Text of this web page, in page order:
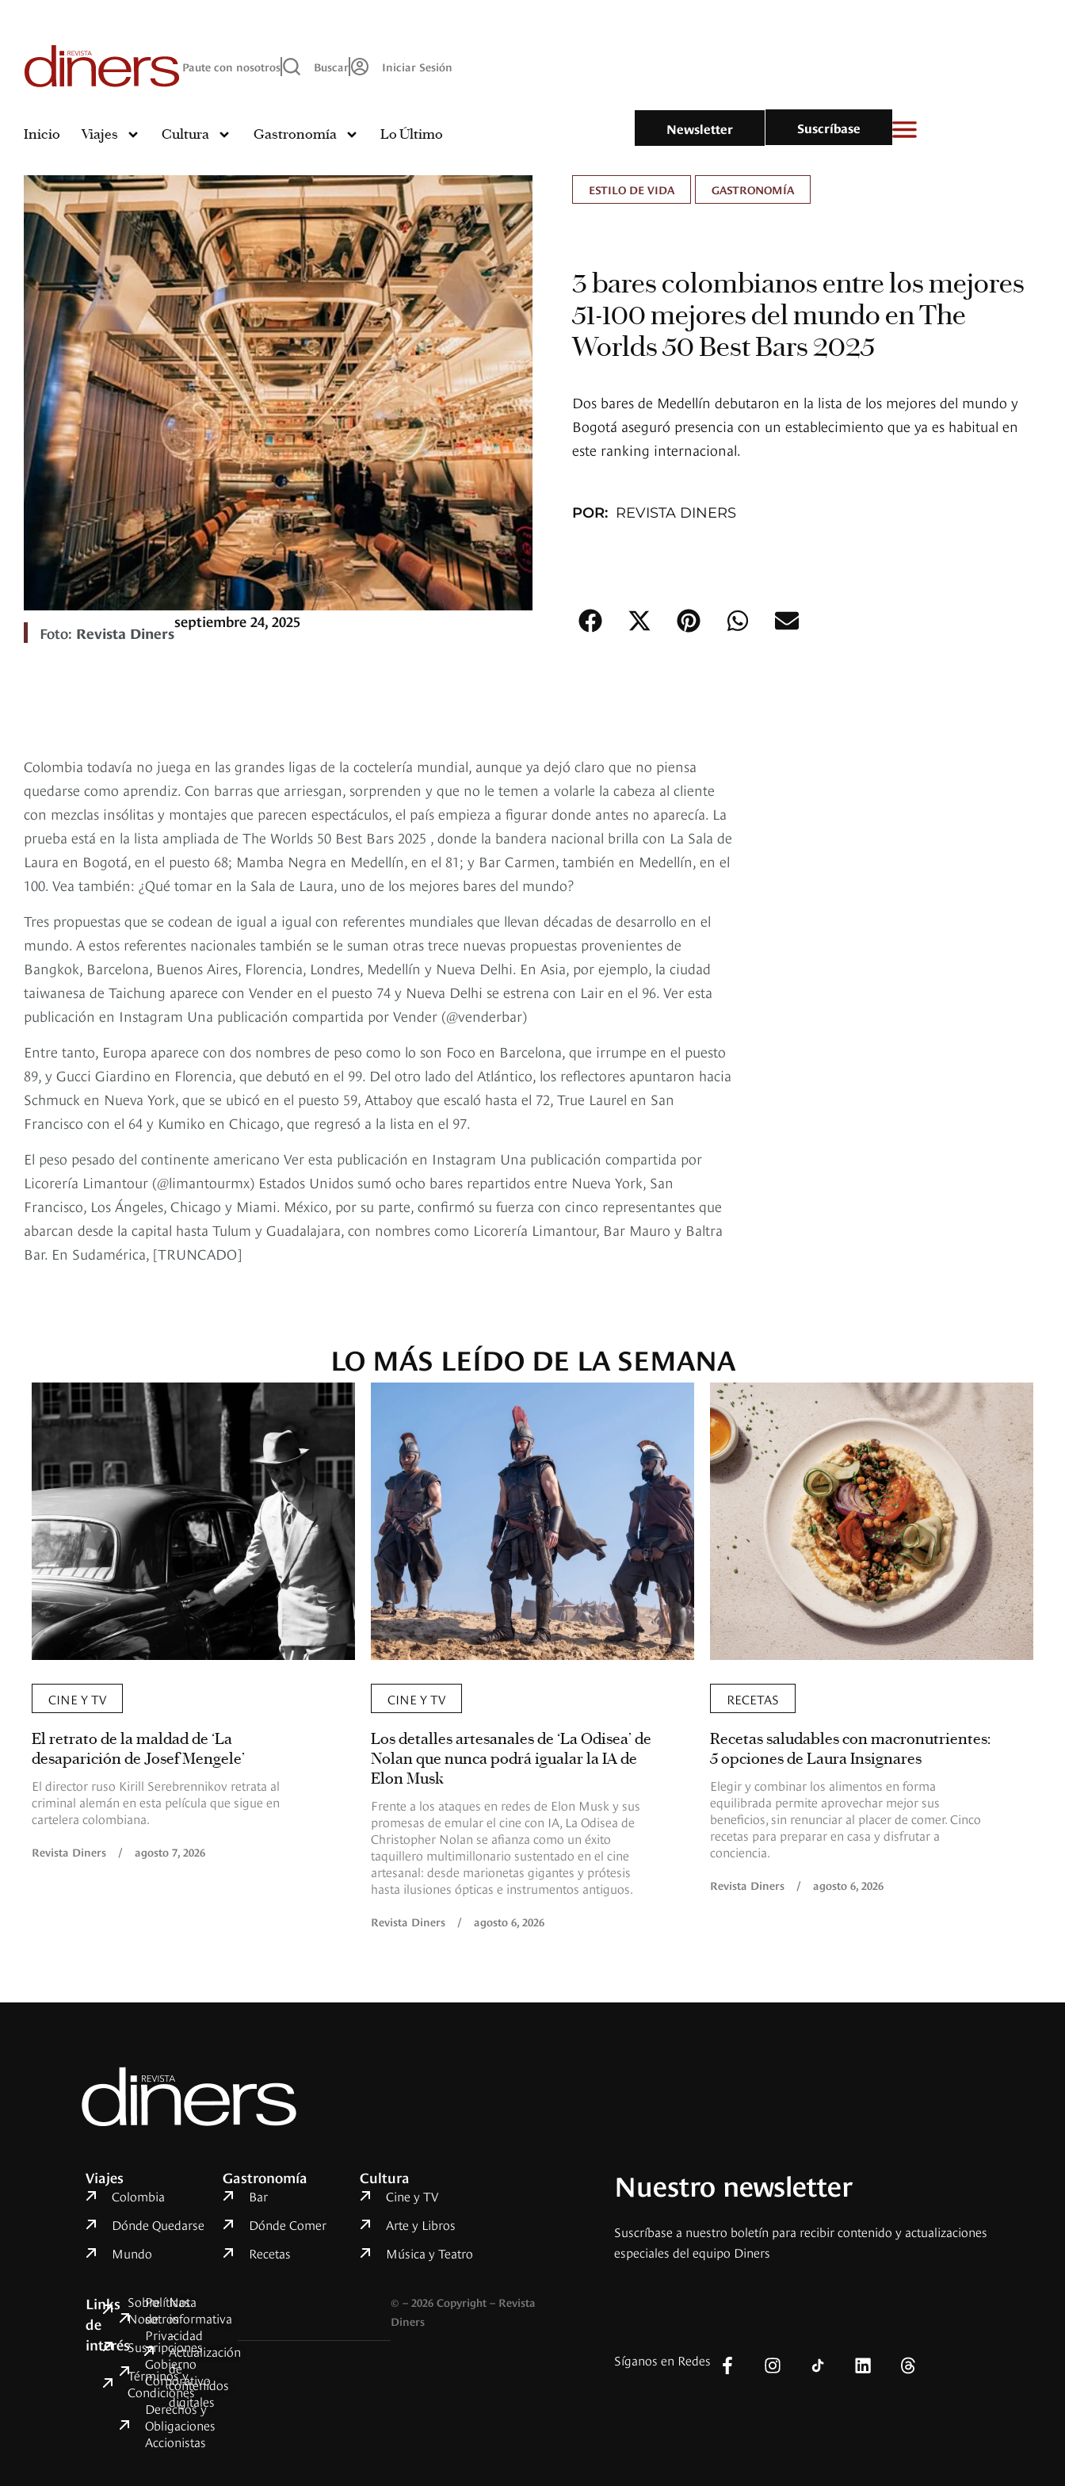
Paute con nosotros Buscar Iniciar Sesión
Inicio Viajes Cultura Gastronomía Lo Último Newsletter Suscríbase
Foto: Revista Diners
septiembre 24, 2025
ESTILO DE VIDA GASTRONOMÍA
3 bares colombianos entre los mejores
51-100 mejores del mundo en The
Worlds 50 Best Bars 2025
Dos bares de Medellín debutaron en la lista de los mejores del mundo y
Bogotá aseguró presencia con un establecimiento que ya es habitual en
este ranking internacional.
POR: REVISTA DINERS
Colombia todavía no juega en las grandes ligas de la coctelería mundial, aunque ya dejó claro que no piensa
quedarse como aprendiz. Con barras que arriesgan, sorprenden y que no le temen a volarle la cabeza al cliente
con mezclas insólitas y montajes que parecen espectáculos, el país empieza a figurar donde antes no aparecía. La
prueba está en la lista ampliada de The Worlds 50 Best Bars 2025 , donde la bandera nacional brilla con La Sala de
Laura en Bogotá, en el puesto 68; Mamba Negra en Medellín, en el 81; y Bar Carmen, también en Medellín, en el
100. Vea también: ¿Qué tomar en la Sala de Laura, uno de los mejores bares del mundo?
Tres propuestas que se codean de igual a igual con referentes mundiales que llevan décadas de desarrollo en el
mundo. A estos referentes nacionales también se le suman otras trece nuevas propuestas provenientes de
Bangkok, Barcelona, Buenos Aires, Florencia, Londres, Medellín y Nueva Delhi. En Asia, por ejemplo, la ciudad
taiwanesa de Taichung aparece con Vender en el puesto 74 y Nueva Delhi se estrena con Lair en el 96. Ver esta
publicación en Instagram Una publicación compartida por Vender (@venderbar)
Entre tanto, Europa aparece con dos nombres de peso como lo son Foco en Barcelona, que irrumpe en el puesto
89, y Gucci Giardino en Florencia, que debutó en el 99. Del otro lado del Atlántico, los reflectores apuntaron hacia
Schmuck en Nueva York, que se ubicó en el puesto 59, Attaboy que escaló hasta el 72, True Laurel en San
Francisco con el 64 y Kumiko en Chicago, que regresó a la lista en el 97.
El peso pesado del continente americano Ver esta publicación en Instagram Una publicación compartida por
Licorería Limantour (@limantourmx) Estados Unidos sumó ocho bares repartidos entre Nueva York, San
Francisco, Los Ángeles, Chicago y Miami. México, por su parte, confirmó su fuerza con cinco representantes que
abarcan desde la capital hasta Tulum y Guadalajara, con nombres como Licorería Limantour, Bar Mauro y Baltra
Bar. En Sudamérica, [TRUNCADO]
LO MÁS LEÍDO DE LA SEMANA
CINE Y TV
El retrato de la maldad de ‘La
desaparición de Josef Mengele’
El director ruso Kirill Serebrennikov retrata al
criminal alemán en esta película que sigue en
cartelera colombiana.
Revista Diners / agosto 7, 2026
CINE Y TV
Los detalles artesanales de ‘La Odisea’ de
Nolan que nunca podrá igualar la IA de
Elon Musk
Frente a los ataques en redes de Elon Musk y sus
promesas de emular el cine con IA, La Odisea de
Christopher Nolan se afianza como un éxito
taquillero multimillonario sustentado en el cine
artesanal: desde marionetas gigantes y prótesis
hasta ilusiones ópticas e instrumentos antiguos.
Revista Diners / agosto 6, 2026
RECETAS
Recetas saludables con macronutrientes:
5 opciones de Laura Insignares
Elegir y combinar los alimentos en forma
equilibrada permite aprovechar mejor sus
beneficios, sin renunciar al placer de comer. Cinco
recetas para preparar en casa y disfrutar a
conciencia.
Revista Diners / agosto 6, 2026
Viajes
Colombia
Dónde Quedarse
Mundo
Gastronomía
Bar
Dónde Comer
Recetas
Cultura
Cine y TV
Arte y Libros
Música y Teatro
Links
de
interés
Sobre
Nosotros
Suscripciones
Términos y
Condiciones
Políticas
de
Privacidad
Gobierno
Corporativo
Derechos y
Obligaciones
Accionistas
Nota
informativa
–
Actualización
de
contenidos
digitales
© – 2026 Copyright – Revista
Diners
Nuestro newsletter
Suscríbase a nuestro boletín para recibir contenido y actualizaciones
especiales del equipo Diners
Síganos en Redes